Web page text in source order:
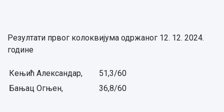
Резултати првог колоквијума одржаног 12. 12. 2024.
године
Кењић Александар,
51,3/60
Бањац Огњен,
36,8/60